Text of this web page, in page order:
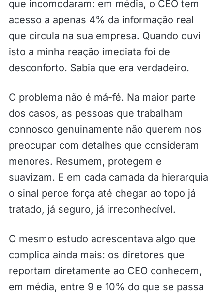
que incomodaram: em média, o CEO tem
acesso a apenas 4% da informação real
que circula na sua empresa. Quando ouvi
isto a minha reação imediata foi de
desconforto. Sabia que era verdadeiro.
O problema não é má-fé. Na maior parte
dos casos, as pessoas que trabalham
connosco genuinamente não querem nos
preocupar com detalhes que consideram
menores. Resumem, protegem e
suavizam. E em cada camada da hierarquia
o sinal perde força até chegar ao topo já
tratado, já seguro, já irreconhecível.
O mesmo estudo acrescentava algo que
complica ainda mais: os diretores que
reportam diretamente ao CEO conhecem,
em média, entre 9 e 10% do que se passa